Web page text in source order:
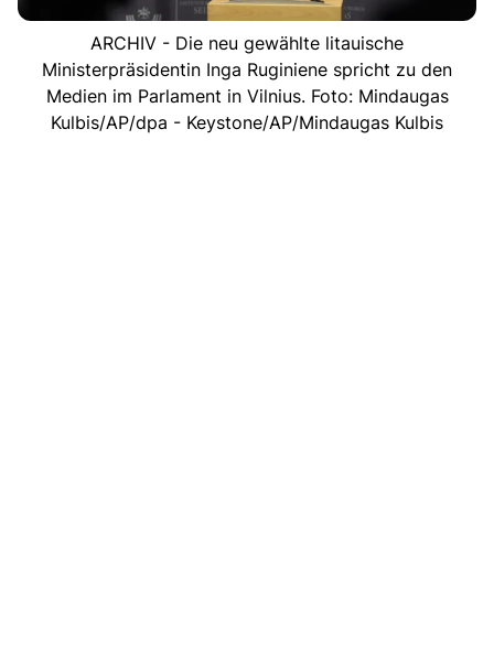
ARCHIV - Die neu gewählte litauische
Ministerpräsidentin Inga Ruginiene spricht zu den
Medien im Parlament in Vilnius. Foto: Mindaugas
Kulbis/AP/dpa - Keystone/AP/Mindaugas Kulbis